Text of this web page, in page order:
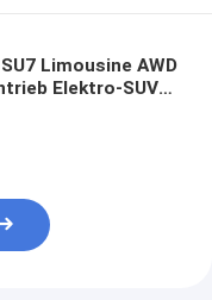
Limousine AWD
Elektro-SUV